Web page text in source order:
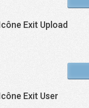
Exit Upload
Exit User